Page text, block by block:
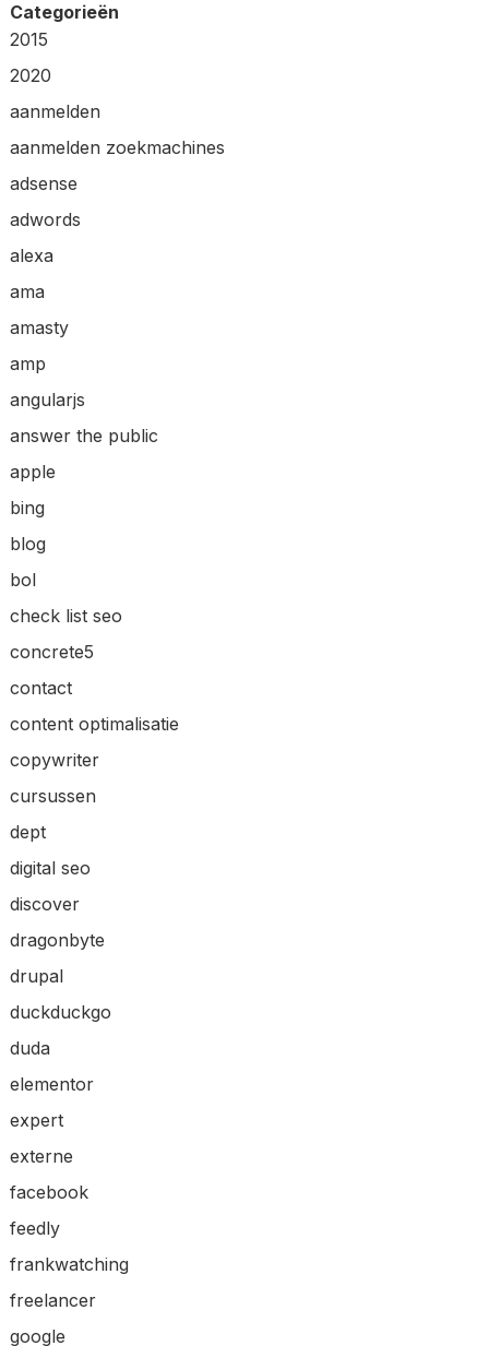
Categorieën
2015
2020
aanmelden
aanmelden zoekmachines
adsense
adwords
alexa
ama
amasty
amp
angularjs
answer the public
apple
bing
blog
bol
check list seo
concrete5
contact
content optimalisatie
copywriter
cursussen
dept
digital seo
discover
dragonbyte
drupal
duckduckgo
duda
elementor
expert
externe
facebook
feedly
frankwatching
freelancer
google